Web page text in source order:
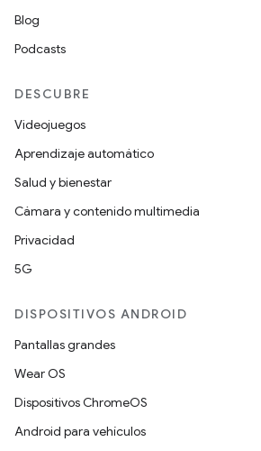
Blog
Podcasts
DESCUBRE
Videojuegos
Aprendizaje automático
Salud y bienestar
Cámara y contenido multimedia
Privacidad
5G
DISPOSITIVOS ANDROID
Pantallas grandes
Wear OS
Dispositivos ChromeOS
Android para vehículos